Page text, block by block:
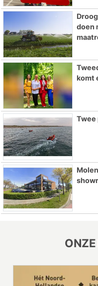
doen
komt
Twee
ONZE